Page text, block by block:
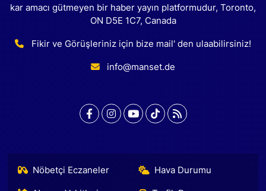
kar amacı gütmeyen bir haber yayın platformudur, Toronto,
ON D5E 1C7, Canada
Fikir ve Görüşleriniz için bize mail' den ulaabilirsiniz!
info@manset.de
Nöbetçi Eczaneler Hava Durumu